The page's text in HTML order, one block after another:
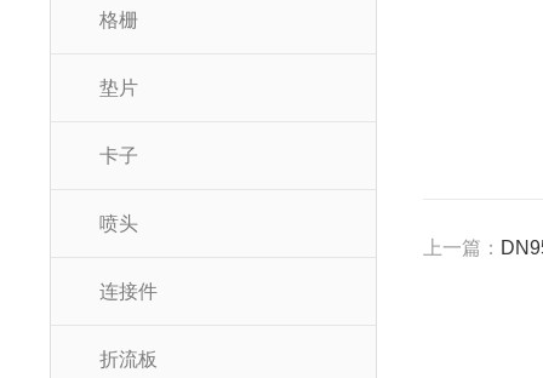
格栅
垫片
卡子
喷头
连接件
折流板
上一篇：